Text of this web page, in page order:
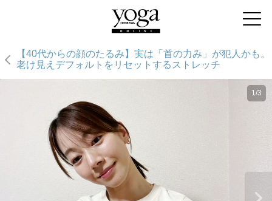
【40代からの顔のたるみ】実は「首の力み」が犯人かも。
老け見えデフォルトをリセットするストレッチ
1/3